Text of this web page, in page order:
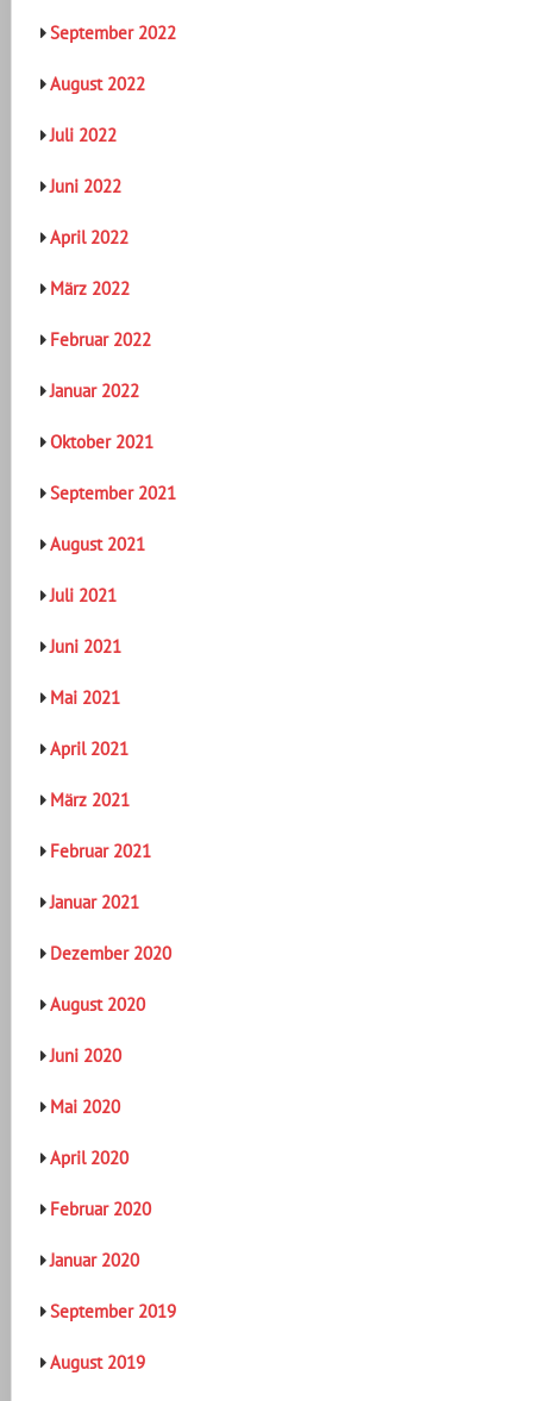
September 2022
August 2022
Juli 2022
Juni 2022
April 2022
März 2022
Februar 2022
Januar 2022
Oktober 2021
September 2021
August 2021
Juli 2021
Juni 2021
Mai 2021
April 2021
März 2021
Februar 2021
Januar 2021
Dezember 2020
August 2020
Juni 2020
Mai 2020
April 2020
Februar 2020
Januar 2020
September 2019
August 2019